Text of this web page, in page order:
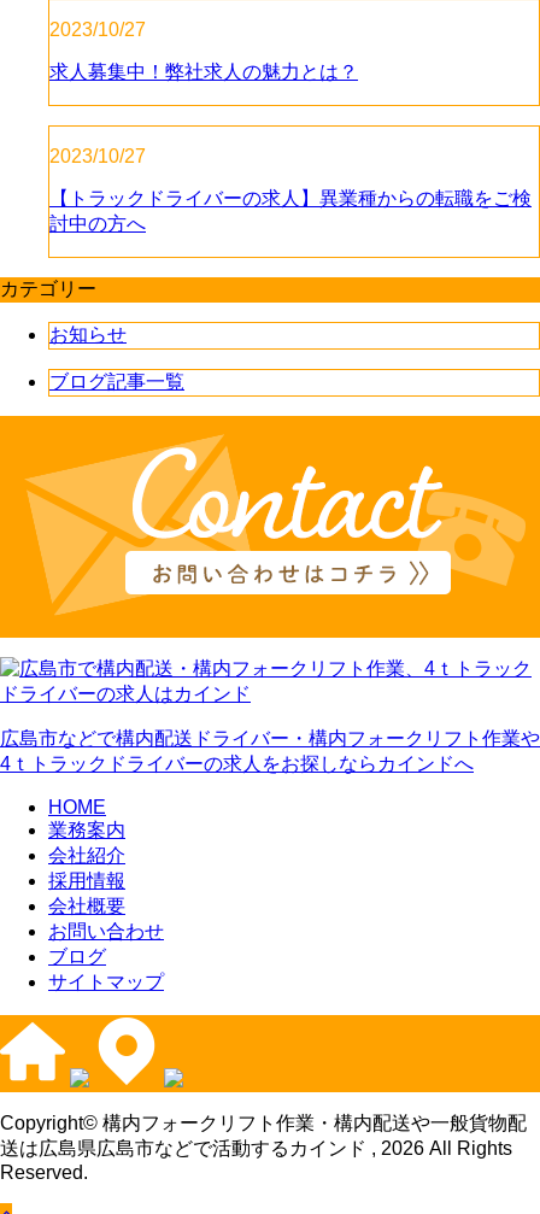
2023/10/27
求人募集中！弊社求人の魅力とは？
2023/10/27
【トラックドライバーの求人】異業種からの転職をご検
討中の方へ
カテゴリー
お知らせ
ブログ記事一覧
広島市などで構内配送ドライバー・構内フォークリフト作業や
4ｔトラックドライバーの求人をお探しならカインドへ
HOME
業務案内
会社紹介
採用情報
会社概要
お問い合わせ
ブログ
サイトマップ
Copyright© 構内フォークリフト作業・構内配送や一般貨物配
送は広島県広島市などで活動するカインド , 2026 All Rights
Reserved.